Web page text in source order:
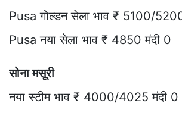
Pusa गोल्डन सेला भाव ₹ 5100/
Pusa नया सेला भाव ₹ 4850 मंदी 0
सोना मसूरी
नया स्टीम भाव ₹ 4000/4025 मंदी 0